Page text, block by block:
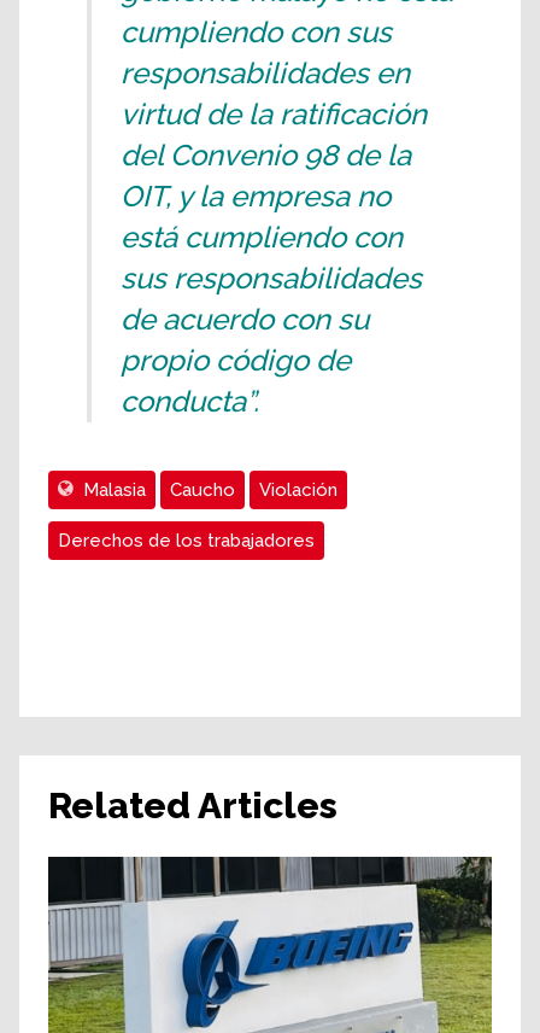
cumpliendo con sus
responsabilidades en
virtud de la ratificación
del Convenio 98 de la
OIT, y la empresa no
está cumpliendo con
sus responsabilidades
de acuerdo con su
propio código de
conducta”.
Malasia Caucho Violación
Derechos de los trabajadores
Related Articles